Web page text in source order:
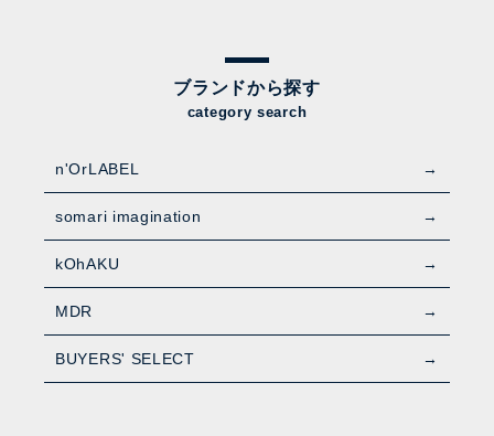
ブランドから探す
category search
n'OrLABEL
somari imagination
kOhAKU
MDR
BUYERS' SELECT